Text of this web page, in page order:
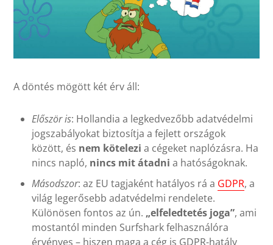
A döntés mögött két érv áll:
Először is: Hollandia a legkedvezőbb adatvédelmi
jogszabályokat biztosítja a fejlett országok
között, és nem kötelezi a cégeket naplózásra. Ha
nincs napló, nincs mit átadni a hatóságoknak.
Másodszor: az EU tagjaként hatályos rá a GDPR, a
világ legerősebb adatvédelmi rendelete.
Különösen fontos az ún.„elfeledtetés joga”, ami
mostantól minden Surfshark felhasználóra
érvényes – hiszen maga a cég is GDPR-hatály